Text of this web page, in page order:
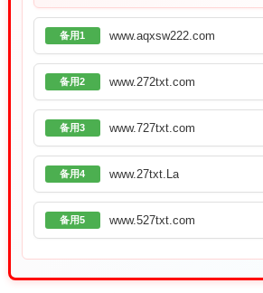
备用1 www.aqxsw222.com
备用2 www.272txt.com
备用3 www.727txt.com
备用4 www.27txt.La
备用5 www.527txt.com